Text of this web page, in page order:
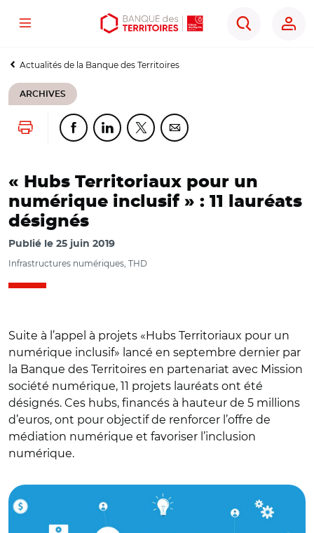
Aller
contenu
Aller
menu
Ouvrir
outils
Menu
Rechercher
Actualités de la Banque des Territoires
ARCHIVES
Lancer l'impressionPartager cette page sur Facebook
Partager cette page sur Linkedin
Partager cette page sur Twitter
Partager cette page sur
« Hubs Territoriaux pour un
numérique inclusif » : 11 lauréats
désignés
Publié le 25 juin 2019
Infrastructures numériques, THD
Suite à l’appel à projets «Hubs Territoriaux pour un
numérique inclusif» lancé en septembre dernier par
la Banque des Territoires en partenariat avec Mission
société numérique, 11 projets lauréats ont été
désignés. Ces hubs, financés à hauteur de 5 millions
d’euros, ont pour objectif de renforcer l’offre de
médiation numérique et favoriser l’inclusion
numérique.